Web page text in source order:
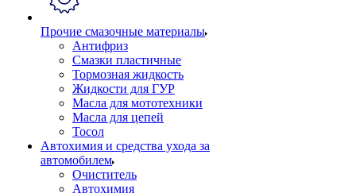
Прочие смазочные материалы
Антифриз
Смазки пластичные
Тормозная жидкость
Жидкости для ГУР
Масла для мототехники
Масла для цепей
Тосол
Автохимия и средства ухода за
автомобилем
Очиститель
Автохимия